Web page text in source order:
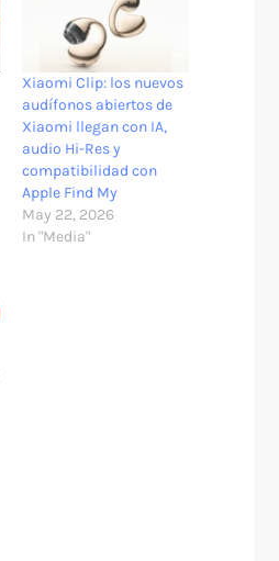
Xiaomi Clip: los nuevos
audífonos abiertos de
Xiaomi llegan con IA,
audio Hi-Res y
compatibilidad con
Apple Find My
May 22, 2026
In "Media"